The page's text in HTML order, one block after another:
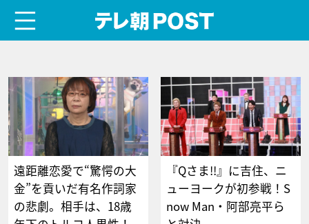
遠距離恋愛で“驚愕の大
金”を貢いだ有名作詞家
の悲劇。相手は、18歳
『Qさま!!』に吉住、ニ
ューヨークが初参戦！S
now Man・阿部亮平ら